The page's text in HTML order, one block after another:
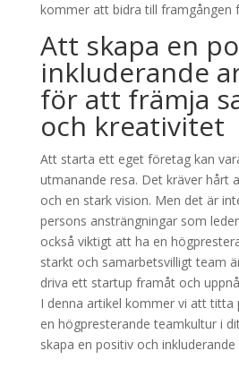
kommer att bidra till framgången
Att skapa en
inkluderande
för att främja
och kreativitet
Att starta ett eget företag kan
utmanande resa. Det kräver hårt
och en stark vision. Men det är
persons ansträngningar som
också viktigt att ha en
starkt och samarbetsvilligt team
driva ett startup framåt och
I denna artikel kommer vi att titta
en högpresterande teamkultur i
skapa en positiv och